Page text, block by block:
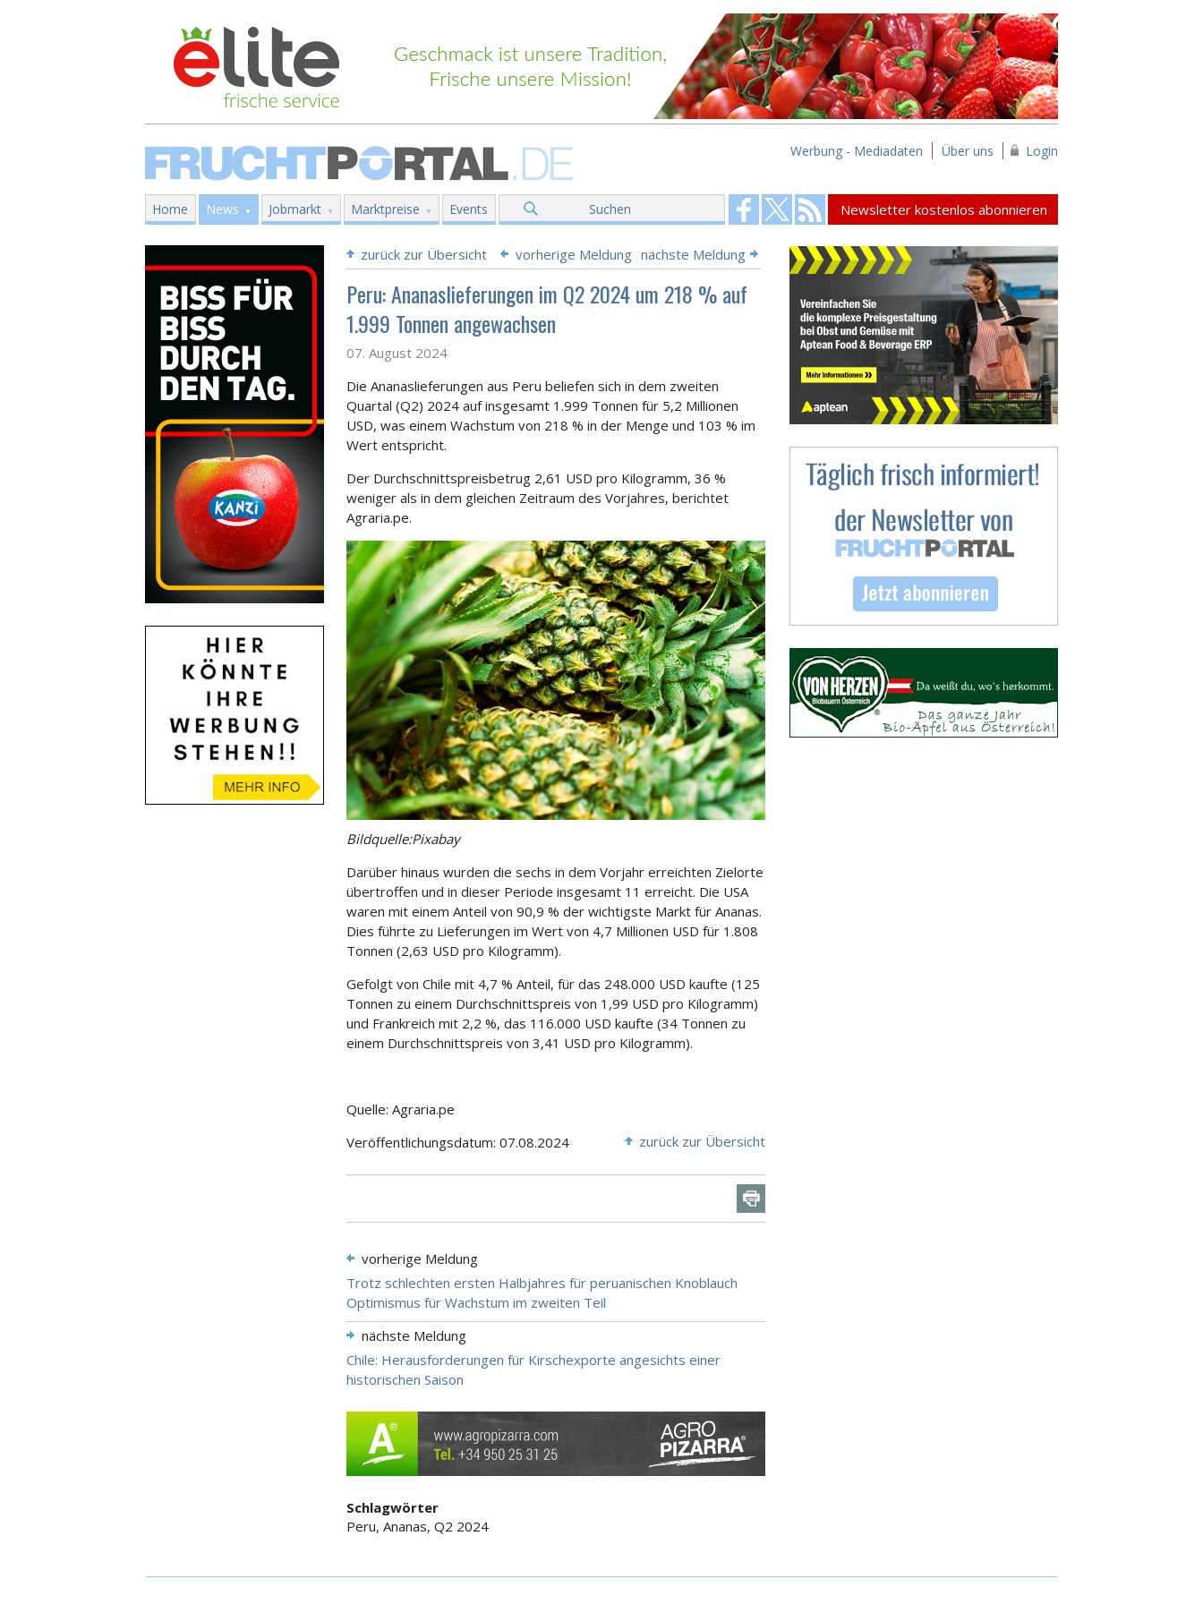
Werbung - Mediadaten Über uns Login
Home News Jobmarkt Marktpreise Events Suchen Newsletter kostenlos abonnieren
zurück zur Übersicht vorherige Meldung nächste Meldung
Peru: Ananaslieferungen im Q2 2024 um 218 % auf
1.999 Tonnen angewachsen
07. August 2024
Die Ananaslieferungen aus Peru beliefen sich in dem zweiten
Quartal (Q2) 2024 auf insgesamt 1.999 Tonnen für 5,2 Millionen
USD, was einem Wachstum von 218 % in der Menge und 103 % im
Wert entspricht.
Der Durchschnittspreisbetrug 2,61 USD pro Kilogramm, 36 %
weniger als in dem gleichen Zeitraum des Vorjahres, berichtet
Agraria.pe.
Bildquelle:Pixabay
Darüber hinaus wurden die sechs in dem Vorjahr erreichten Zielorte
übertroffen und in dieser Periode insgesamt 11 erreicht. Die USA
waren mit einem Anteil von 90,9 % der wichtigste Markt für Ananas.
Dies führte zu Lieferungen im Wert von 4,7 Millionen USD für 1.808
Tonnen (2,63 USD pro Kilogramm).
Gefolgt von Chile mit 4,7 % Anteil, für das 248.000 USD kaufte (125
Tonnen zu einem Durchschnittspreis von 1,99 USD pro Kilogramm)
und Frankreich mit 2,2 %, das 116.000 USD kaufte (34 Tonnen zu
einem Durchschnittspreis von 3,41 USD pro Kilogramm).
Quelle: Agraria.pe
Veröffentlichungsdatum: 07.08.2024
zurück zur Übersicht
vorherige Meldung
Trotz schlechten ersten Halbjahres für peruanischen Knoblauch
Optimismus für Wachstum im zweiten Teil
nächste Meldung
Chile: Herausforderungen für Kirschexporte angesichts einer
historischen Saison
Schlagwörter
Peru, Ananas, Q2 2024